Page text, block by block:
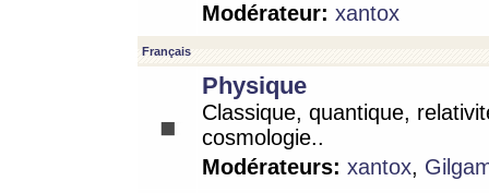
Modérateur: xantox
Français
Physique
Classique, quantique,
cosmologie..
Modérateurs: xantox,